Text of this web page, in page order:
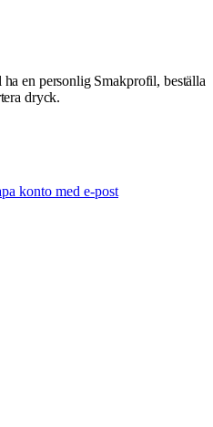
en personlig Smakprofil, beställa
dryck.
konto med e-post